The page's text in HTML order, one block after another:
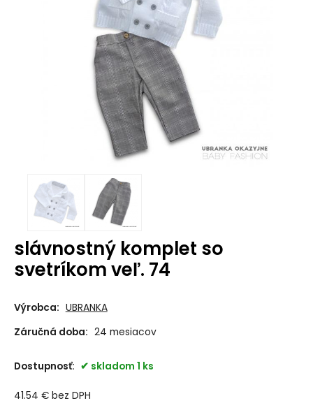
slávnostný komplet so
svetríkom veľ. 74
Výrobca: UBRANKA
Záručná doba: 24 mesiacov
Dostupnosť: skladom 1 ks
41.54 € bez DPH